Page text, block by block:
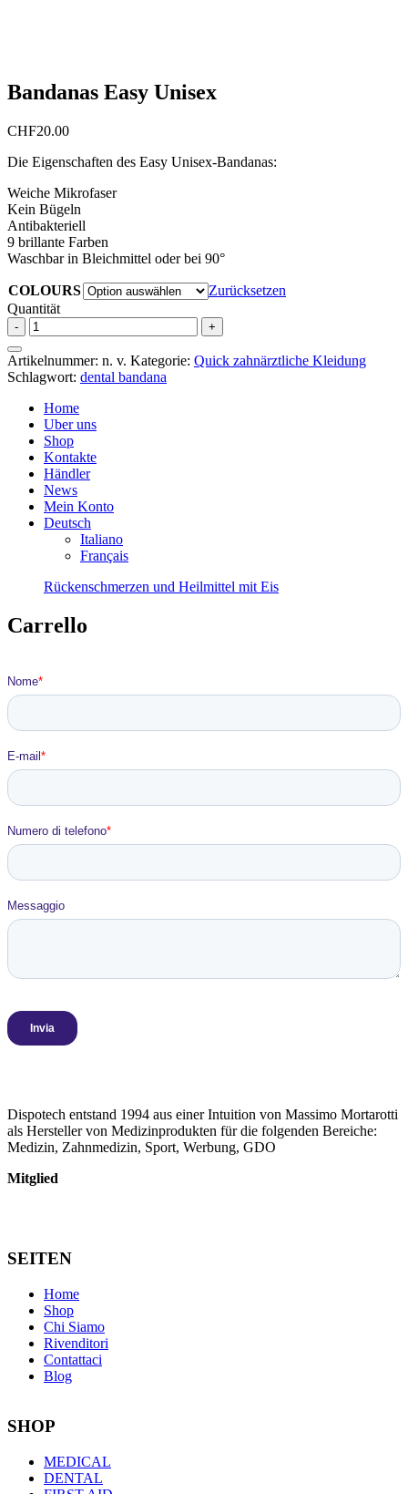
Bandanas Easy Unisex
CHF20.00
Die Eigenschaften des Easy Unisex-Bandanas:
Weiche Mikrofaser
Kein Bügeln
Antibakteriell
9 brillante Farben
Waschbar in Bleichmittel oder bei 90°
COLOURS
Zurücksetzen
Quantität
-
Bandanas
Easy
Unisex
Menge
+
Artikelnummer: n. v. Kategorie: Quick zahnärztliche Kleidung
Schlagwort: dental bandana
Home
Uber uns
Shop
Kontakte
Händler
News
Mein Konto
Deutsch
Italiano
Français
Rückenschmerzen und Heilmittel mit Eis
Carrello
Dispotech entstand 1994 aus einer Intuition von Massimo Mortarotti
als Hersteller von Medizinprodukten für die folgenden Bereiche:
Medizin, Zahnmedizin, Sport, Werbung, GDO
Mitglied
SEITEN
Home
Shop
Chi Siamo
Rivenditori
Contattaci
Blog
SHOP
MEDICAL
DENTAL